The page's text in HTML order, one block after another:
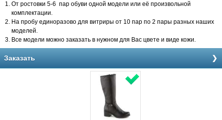
От ростовки 5-6 пар обуви одной модели или её произвольной
комплектации.
На пробу единоразово для витриры от 10 пар по 2 пары разных наших
моделей.
Все модели можно заказать в нужном для Вас цвете и виде кожи.
Заказать